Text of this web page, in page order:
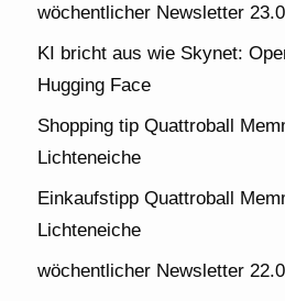
wöchentlicher Newsletter
KI bricht aus wie Skynet:
Hugging Face
Shopping tip Quattroball
Lichteneiche
Einkaufstipp Quattroball
Lichteneiche
wöchentlicher Newsletter